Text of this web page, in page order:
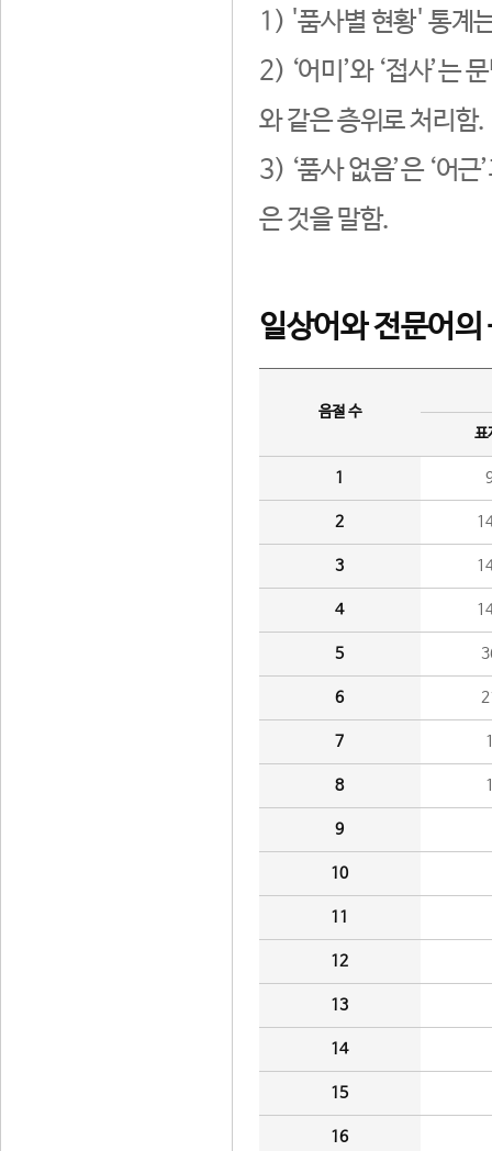
1) '품사별 현황' 통계
2) ‘어미’와 ‘접사’는
와 같은 층위로 처리함.
3) ‘품사 없음’은 ‘어
은 것을 말함.
일상어와 전문어의
음절 수
표
1
2
3
4
5
6
7
8
9
10
11
12
13
14
15
16